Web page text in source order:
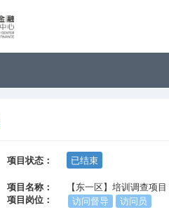
项目状态： 已结束
项目名称：
【东一区】培训调查项目
项目岗位：
访问督导 访问员